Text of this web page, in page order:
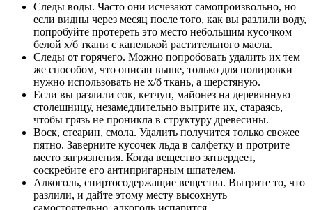
Следы воды. Часто они исчезают самопроизвольно, но
если видны через месяц после того, как вы разлили воду,
попробуйте протереть это место небольшим кусочком
белой х/б ткани с капелькой растительного масла.
Следы от горячего. Можно попробовать удалить их тем
же способом, что описан выше, только для полировки
нужно использовать не х/б ткань, а шерстяную.
Если вы разлили сок, кетчуп, майонез на деревянную
столешницу, незамедлительно вытрите их, стараясь,
чтобы грязь не проникла в структуру древесины.
Воск, стеарин, смола. Удалить получится только свежее
пятно. Заверните кусочек льда в салфетку и протрите
место загрязнения. Когда вещество затвердеет,
соскребите его антипригарным шпателем.
Алкоголь, спиртосодержащие вещества. Вытрите то, что
разлили, и дайте этому месту высохнуть